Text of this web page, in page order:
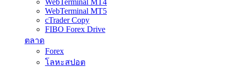
WebTerminal MT4
WebTerminal MT5
cTrader Copy
FIBO Forex Drive
ตลาด
Forex
โลหะสปอต